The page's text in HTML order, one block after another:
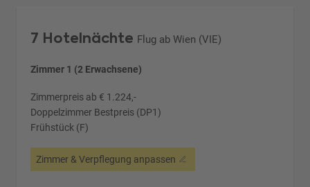
7 Hotelnächte Flug ab Wien (VIE)
Zimmer 1 (2 Erwachsene)
Zimmerpreis ab € 1.224,-
Doppelzimmer Bestpreis (DP1)
Frühstück (F)
Zimmer & Verpflegung anpassen